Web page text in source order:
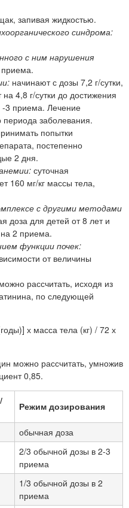
запивая жидкостью.
синдрома:
с ним нарушения
приема.
начинают с дозы 7,2 г/сутки,
4,8 г/сутки до достижения
-3 приема. Лечение
заболевания.
попытки
постепенно
2 дня.
суточная
160 мг/кг массы тела,
с другими методами
доза для детей от 8 лет и
2 приема.
функции почек:
от величины
рассчитать, исходя из
по следующей
х масса тела (кг) / 72 х
можно рассчитать, умножив
0,85.
Режим дозирования
обычная доза
2/3 обычной дозы в 2-3
приема
1/3 обычной дозы в 2
приема